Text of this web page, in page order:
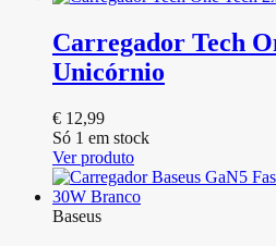
Carregador Tech
Unicórnio
€ 12,99
Só 1 em stock
Ver produto
Baseus